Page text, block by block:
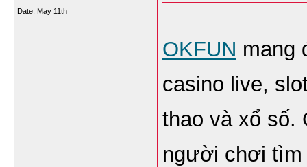
Date: May 11th
OKFUN mang
casino live,
thao và xổ số.
người chơi tìm